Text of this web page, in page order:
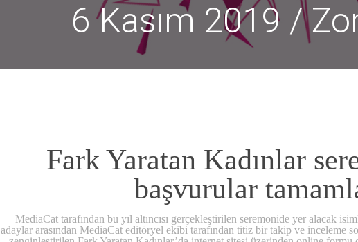
6 Kasım 2019 /
Fark Yaratan Kadınlar
başvurular
MediaCat tarafından bu yıl altıncısı gerçekleştirilen seremonide yer alacak
adaylar arasından MediaCat editöryel ekibi tarafından titiz bir takip ve inceleme